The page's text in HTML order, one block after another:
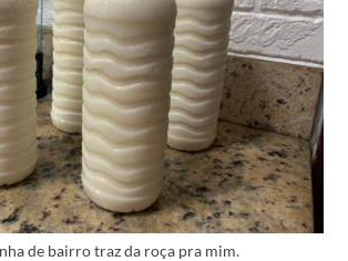
de bairro traz da roça pra mim.